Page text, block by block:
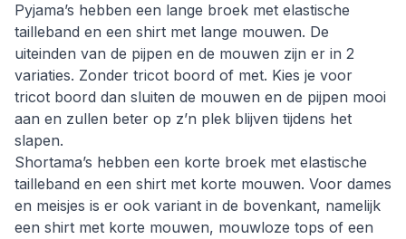
Pyjama’s hebben een lange broek met elastische
tailleband en een shirt met lange mouwen. De
uiteinden van de pijpen en de mouwen zijn er in 2
variaties. Zonder tricot boord of met. Kies je voor
tricot boord dan sluiten de mouwen en de pijpen mooi
aan en zullen beter op z’n plek blijven tijdens het
slapen.
Shortama’s hebben een korte broek met elastische
tailleband en een shirt met korte mouwen. Voor dames
en meisjes is er ook variant in de bovenkant, namelijk
een shirt met korte mouwen, mouwloze tops of een